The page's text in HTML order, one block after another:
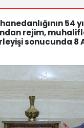
54
rejim,
sonucunda 8